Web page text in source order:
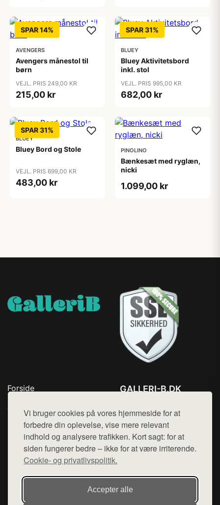
Vi bruger cookies på vores hjemmeside for at
forbedre din oplevelse, vise mere relevant
indhold og analysere trafikken. Kort sagt: for at
siden fungerer bedre – ikke for at være irriterende.
Cookie- og privatlivspolitik.
Accepter alle
SPAR 14%
AVENGERS
Avengers månestol til
børn
VEJL. PRIS 249,00 KR
215,00 kr
SPAR 31%
BLUEY
Bluey Aktivitetsbord
inkl. stol
VEJL. PRIS 995,00 KR
682,00 kr
SPAR 31%
BLUEY
Bluey Bord og Stole
VEJL. PRIS 699,00 KR
483,00 kr
PINOLINO
Bænkesæt med ryglæn,
nicki
1.099,00 kr
Forside
Top Rabatter
Blog
Kontakt
GALLERI-B.DK
Mail: hej@want.dk
Cookie- og privatlivspolitik
Denne side er en del af want.dk, der udgiver en række
hjemmesider med præsentation af forskellige produkter fra